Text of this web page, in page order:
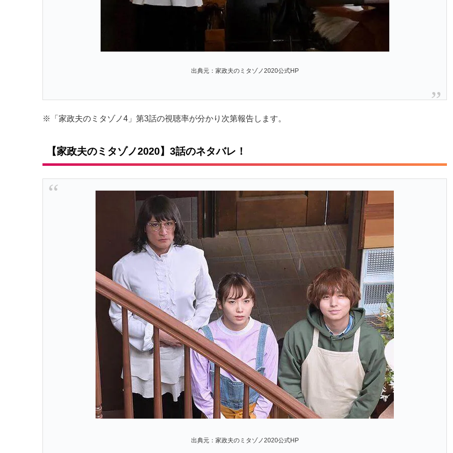
出典元：家政夫のミタゾノ2020公式HP
※「家政夫のミタゾノ4」第3話の視聴率が分かり次第報告します。
【家政夫のミタゾノ2020】3話のネタバレ！
出典元：家政夫のミタゾノ2020公式HP